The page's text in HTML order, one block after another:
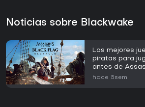
Noticias sobre Blackwake
Los mejores
piratas para
antes de
Creed Black
hace 5sem